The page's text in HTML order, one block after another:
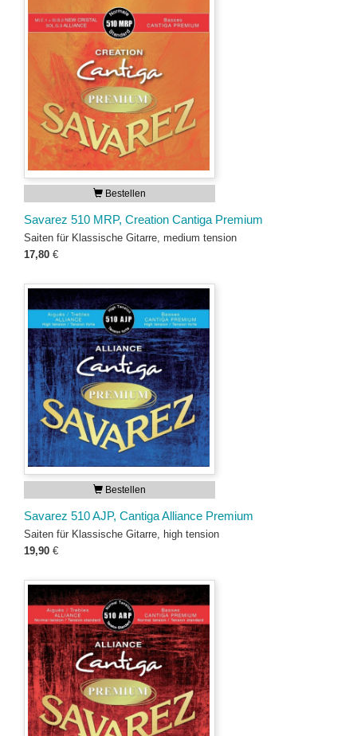
Bestellen
Savarez 510 MRP, Creation Cantiga Premium
Saiten für Klassische Gitarre, medium tension
17,80 €
Bestellen
Savarez 510 AJP, Cantiga Alliance Premium
Saiten für Klassische Gitarre, high tension
19,90 €